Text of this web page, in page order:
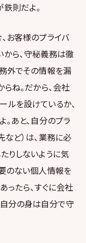
則だよ。
お客様のプライバ
ら、守秘義務は徹
外でその情報を漏
ね。だから、会社
を設けているか、
。あと、自分のプラ
など）は、業務に必
りしないように気
のない個人情報を
ったら、すぐに会社
分の身は自分で守